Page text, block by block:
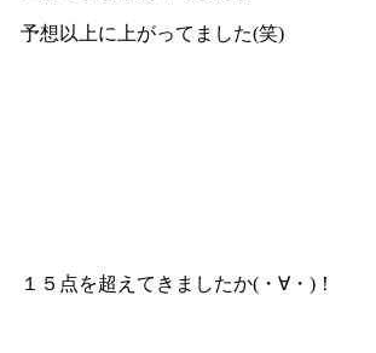
予想以上に上がってました(笑)
１５点を超えてきましたか(・∀・)！